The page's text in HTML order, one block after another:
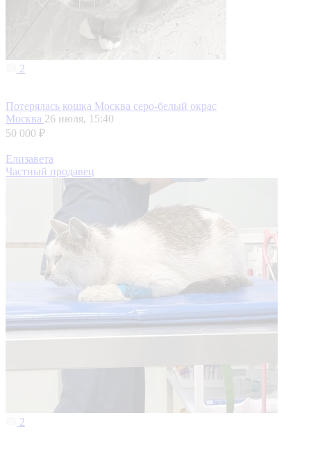
2
Потерялась кошка Москва серо-белый окрас
Москва 26 июля, 15:40
50 000 ₽
Елизавета
Частный продавец
2